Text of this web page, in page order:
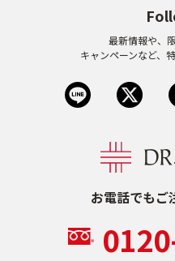
お電話でもご
最新情報や、
キャンペーンなど、